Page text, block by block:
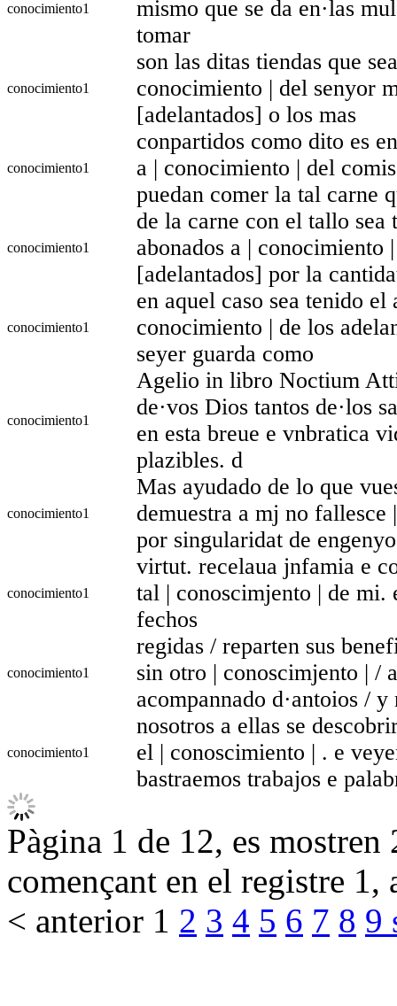
conocimiento1
mismo que se da en·las
tomar
conocimiento1
son las ditas tiendas que
conocimiento | del senyor
[adelantados] o los mas
conocimiento1
conpartidos como dito es
a | conocimiento | del
puedan comer la tal carne
conocimiento1
de la carne con el tallo
abonados a | conocimiento
[adelantados] por la
conocimiento1
en aquel caso sea tenido
conocimiento | de los
seyer guarda como
conocimiento1
Agelio in libro Noctium
de·vos Dios tantos de·los
en esta breue e vnbratica
plazibles. d
conocimiento1
Mas ayudado de lo que
demuestra a mj no
por singularidat de
conocimiento1
virtut. recelaua jnfamia e
tal | conoscimjento | de mi.
fechos
conocimiento1
regidas / reparten sus
sin otro | conoscimjento | /
acompannado d·antoios / y
conocimiento1
nosotros a ellas se
el | conoscimiento | . e
bastraemos trabajos e
Pàgina 1 de 12, es
començant en el registre 1,
< anterior 1 2 3 4 5 6 7 8 9